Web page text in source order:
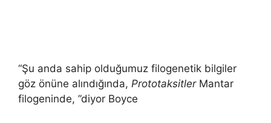
“Şu anda sahip olduğumuz filogenetik bilgiler
göz önüne alındığında, PrototaksitlerMantar
filogeninde, ”diyor Boyce